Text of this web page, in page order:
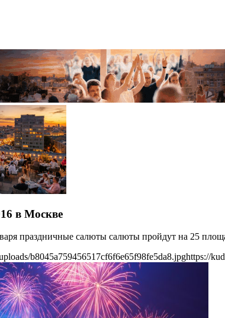
в Москве
праздничные салюты салюты пройдут на 25
b8045a759456517cf6f6e65f98fe5da8.jpghttps://